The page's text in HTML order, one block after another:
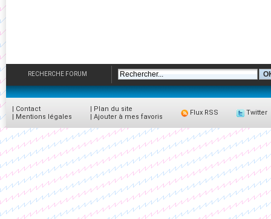
RECHERCHE FORUM
| Contact
| Mentions légales
| Plan du site
| Ajouter à mes favoris
Flux RSS Twitter